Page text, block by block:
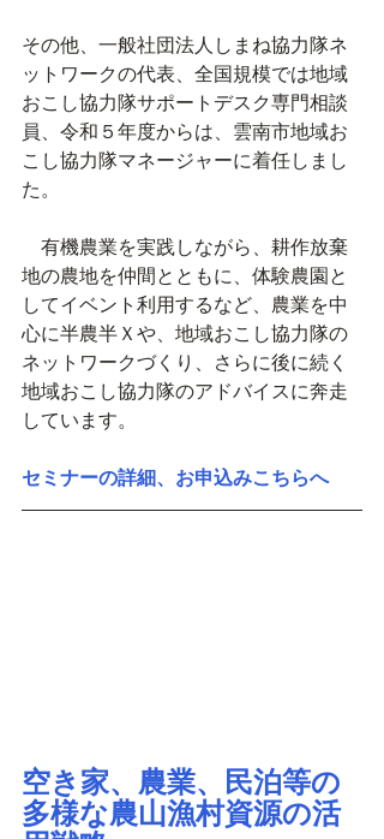
その他、一般社団法人しまね協力隊ネ
ットワークの代表、全国規模では地域
おこし協力隊サポートデスク専門相談
員、令和５年度からは、雲南市地域お
こし協力隊マネージャーに着任しまし
た。
有機農業を実践しながら、耕作放棄
地の農地を仲間とともに、体験農園と
してイベント利用するなど、農業を中
心に半農半Ｘや、地域おこし協力隊の
ネットワークづくり、さらに後に続く
地域おこし協力隊のアドバイスに奔走
しています。
セミナーの詳細、お申込みこちらへ
空き家、農業、民泊等の
多様な農山漁村資源の活